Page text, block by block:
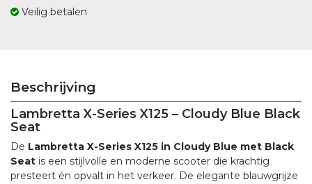
Veilig betalen
Beschrijving
Lambretta X-Series X125 – Cloudy Blue Black
Seat
De Lambretta X-Series X125 in Cloudy Blue met Black
Seat is een stijlvolle en moderne scooter die krachtig
presteert én opvalt in het verkeer. De elegante blauwgrijze